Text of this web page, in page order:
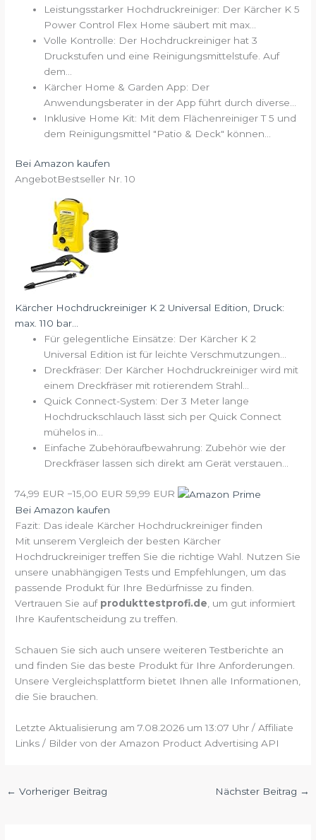
Leistungsstarker Hochdruckreiniger: Der Kärcher K 5
Power Control Flex Home säubert mit max...
Volle Kontrolle: Der Hochdruckreiniger hat 3
Druckstufen und eine Reinigungsmittelstufe. Auf
dem...
Kärcher Home & Garden App: Der
Anwendungsberater in der App führt durch diverse...
Inklusive Home Kit: Mit dem Flächenreiniger T 5 und
dem Reinigungsmittel "Patio & Deck" können...
Bei Amazon kaufen
AngebotBestseller Nr. 10
Kärcher Hochdruckreiniger K 2 Universal Edition, Druck:
max. 110 bar...
Für gelegentliche Einsätze: Der Kärcher K 2
Universal Edition ist für leichte Verschmutzungen...
Dreckfräser: Der Kärcher Hochdruckreiniger wird mit
einem Dreckfräser mit rotierendem Strahl...
Quick Connect-System: Der 3 Meter lange
Hochdruckschlauch lässt sich per Quick Connect
mühelos in...
Einfache Zubehöraufbewahrung: Zubehör wie der
Dreckfräser lassen sich direkt am Gerät verstauen...
74,99 EUR −15,00 EUR 59,99 EUR
Bei Amazon kaufen
Fazit: Das ideale Kärcher Hochdruckreiniger finden
Mit unserem Vergleich der besten Kärcher
Hochdruckreiniger treffen Sie die richtige Wahl. Nutzen Sie
unsere unabhängigen Tests und Empfehlungen, um das
passende Produkt für Ihre Bedürfnisse zu finden.
Vertrauen Sie auf produkttestprofi.de , um gut informiert
Ihre Kaufentscheidung zu treffen.
Schauen Sie sich auch unsere weiteren Testberichte an
und finden Sie das beste Produkt für Ihre Anforderungen.
Unsere Vergleichsplattform bietet Ihnen alle Informationen,
die Sie brauchen.
Letzte Aktualisierung am 7.08.2026 um 13:07 Uhr / Affiliate
Links / Bilder von der Amazon Product Advertising API
← Vorheriger Beitrag Nächster Beitrag →